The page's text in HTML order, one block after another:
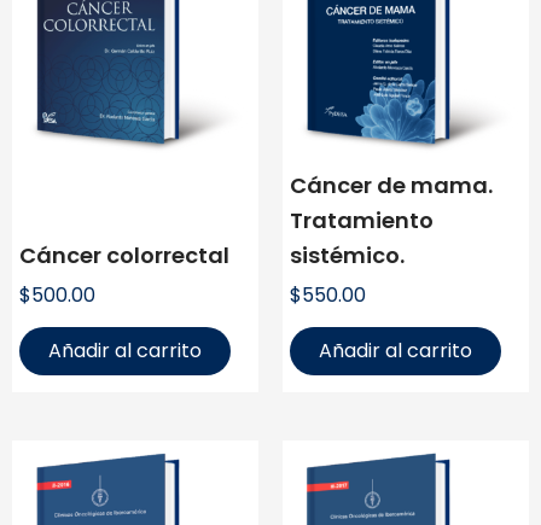
Cáncer colorrectal
$500.00
Añadir al carrito
Cáncer de mama.
Tratamiento
sistémico.
$550.00
Añadir al carrito